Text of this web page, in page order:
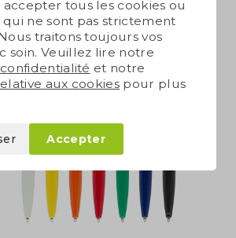
accepter tous les cookies ou
ne sont pas strictement
traitons toujours vos
soin. Veuillez lire notre
et notre
aux cookies pour plus
Accepter